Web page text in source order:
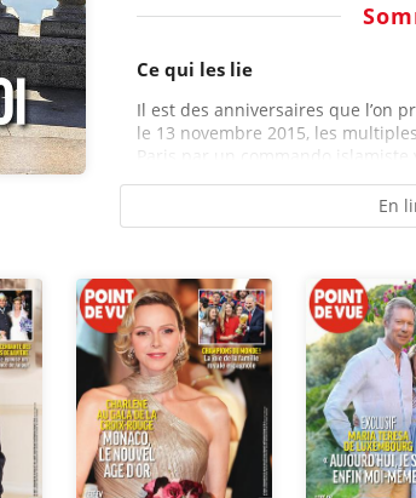
Ce qui les lie
Il est des anniversaires que l’on
le 13 novembre 2015, les
Paris par un commando islamiste
En